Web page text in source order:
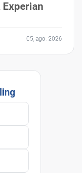
05, ago. 2026